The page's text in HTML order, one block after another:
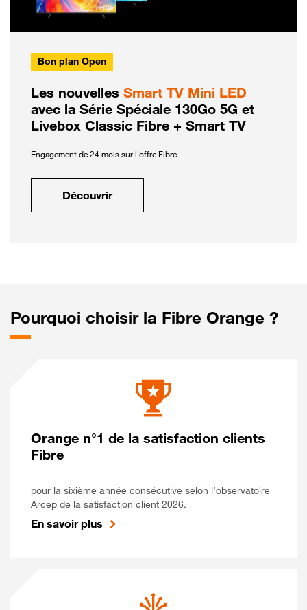
Bon plan Open
Les nouvelles Smart TV Mini LED
avec la Série Spéciale 130Go 5G et
Livebox Classic Fibre + Smart TV
Engagement de 24 mois sur l'offre Fibre
Découvrir
Pourquoi choisir la Fibre Orange ?
Orange n°1 de la satisfaction clients
Fibre
pour la sixième année consécutive selon l’observatoire
Arcep de la satisfaction client 2026.
En savoir plus